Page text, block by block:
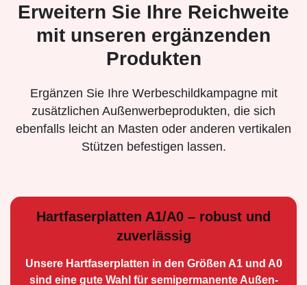
Erweitern Sie Ihre Reichweite
mit unseren ergänzenden
Produkten
Ergänzen Sie Ihre Werbeschildkampagne mit
zusätzlichen Außenwerbeprodukten, die sich
ebenfalls leicht an Masten oder anderen vertikalen
Stützen befestigen lassen.
Hartfaserplatten A1/A0 – robust und
zuverlässig
Unsere Hartfaserplatten in den Größen A1 und A0
sind eine gute Wahl für semiperma­nente Außen­